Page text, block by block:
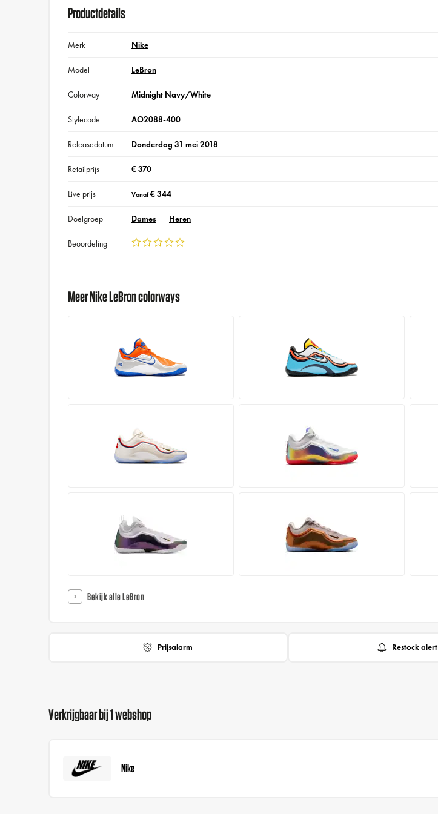
Productdetails
Merk Nike
Model LeBron
Colorway Midnight Navy/White
Stylecode AO2088-400
Releasedatum Donderdag 31 mei 2018
Retailprijs € 370
Live prijs Vanaf€ 344
Doelgroep Dames Heren
Beoordeling
Meer Nike LeBron colorways
Bekijk alle LeBron
Prijsalarm Restock alert
Verkrijgbaar bij 1 webshop
Nike